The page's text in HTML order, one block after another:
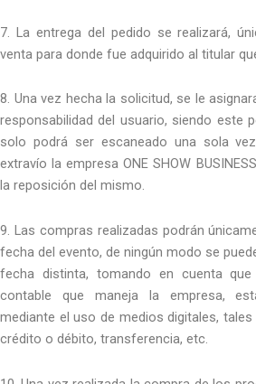
7. La entrega del pedido se realizará,
venta para donde fue adquirido al titular
8. Una vez hecha la solicitud, se le
responsabilidad del usuario, siendo este
solo podrá ser escaneado una sola
extravío la empresa ONE SHOW
la reposición del mismo.
9. Las compras realizadas podrán
fecha del evento, de ningún modo se
fecha distinta, tomando en cuenta
contable que maneja la empresa,
mediante el uso de medios digitales,
crédito o débito, transferencia, etc.